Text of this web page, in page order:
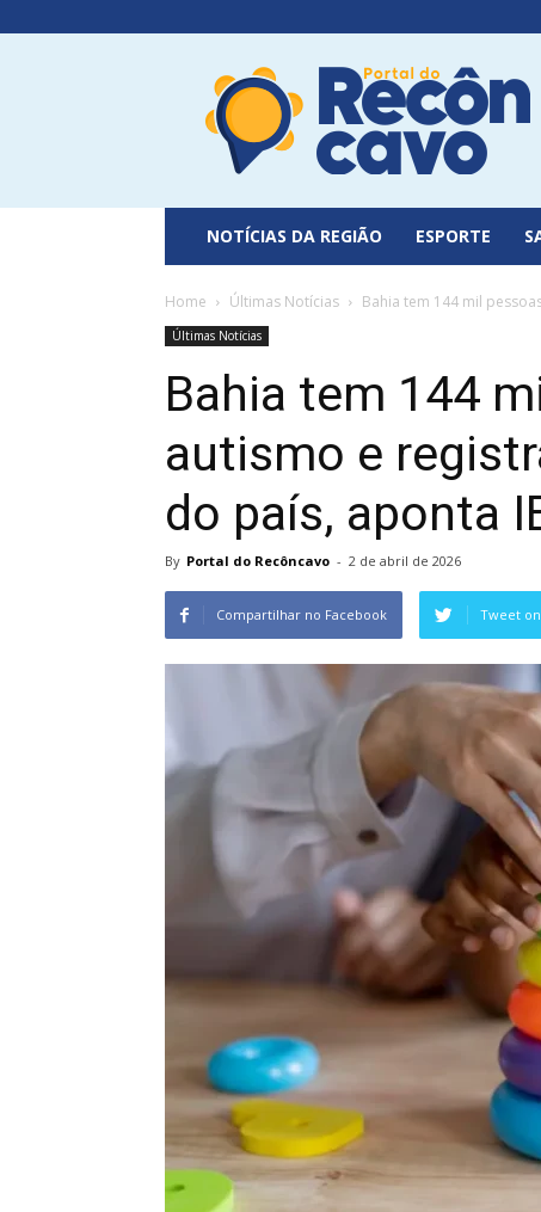
Portal
do
Recôncavo
NOTÍCIAS DA REGIÃO ESPORTE
Home Últimas Notícias Bahia tem 144 mil
Últimas Notícias
Bahia tem 144
autismo e
do país, aponta
By Portal do Recôncavo - 2 de abril de 2026
Compartilhar no Facebook Tweet